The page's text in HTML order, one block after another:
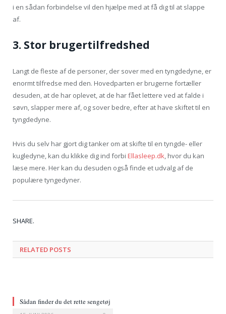
i en sådan forbindelse vil den hjælpe med at få dig til at slappe
af.
3. Stor brugertilfredshed
Langt de fleste af de personer, der sover med en tyngdedyne, er
enormt tilfredse med den. Hovedparten er brugerne fortæller
desuden, at de har oplevet, at de har fået lettere ved at falde i
søvn, slapper mere af, og sover bedre, efter at have skiftet til en
tyngdedyne.
Hvis du selv har gjort dig tanker om at skifte til en tyngde- eller
kugledyne, kan du klikke dig ind forbi Ellasleep.dk, hvor du kan
læse mere. Her kan du desuden også finde et udvalg af de
populære tyngedyner.
SHARE.
RELATED POSTS
Sådan finder du det rette sengetøj